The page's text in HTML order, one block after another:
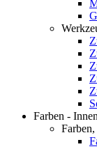
Farben -